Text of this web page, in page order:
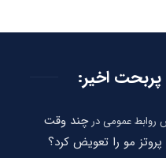
پربحت اخیر:
روابط عمومیدرچند وقت
پروتز مو را تعویض کرد؟